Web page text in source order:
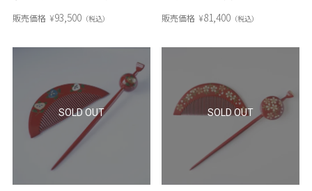
販売価格 ¥93,500 税込 販売価格 ¥81,400 税込
SOLD OUT SOLD OUT